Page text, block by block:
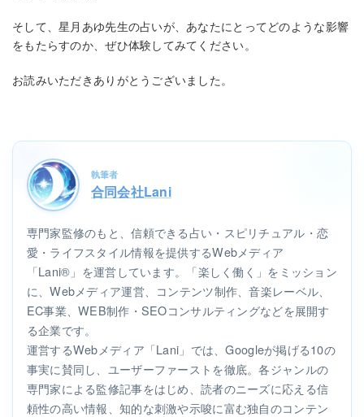
そして、星月あゆ先生の占いが、あなたにとってどのような影響
をもたらすのか、ぜひ体験してみてください。
お読みいただきありがとうございました。
執筆者
合同会社Lani
専門家監修のもと、信頼できる占い・スピリチュアル・恋
愛・ライフスタイル情報を提供するWebメディア
「Lani®」を運営しています。「楽しく働く」をミッション
に、Webメディア運営、コンテンツ制作、音楽レーベル、
EC事業、WEB制作・SEOコンサルティングなどを展開す
る企業です。
運営するWebメディア「Lani」では、Googleが掲げる10の
事実に賛同し、ユーザーファーストを徹底。各ジャンルの
専門家による監修記事をはじめ、読者のニーズに応える信
頼性の高い情報、知的な刺激や示唆に富む独自のコンテン